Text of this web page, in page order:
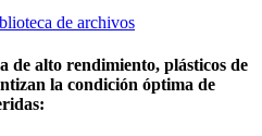
de archivos
de alto rendimiento, plásticos de
la condición óptima de